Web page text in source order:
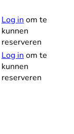
Log in om te
kunnen
reserveren
Log in om te
kunnen
reserveren